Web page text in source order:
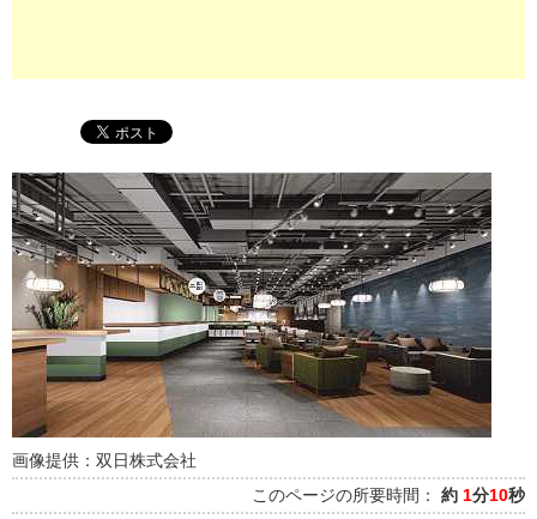
画像提供：双日株式会社
このページの所要時間： 約 1分10秒